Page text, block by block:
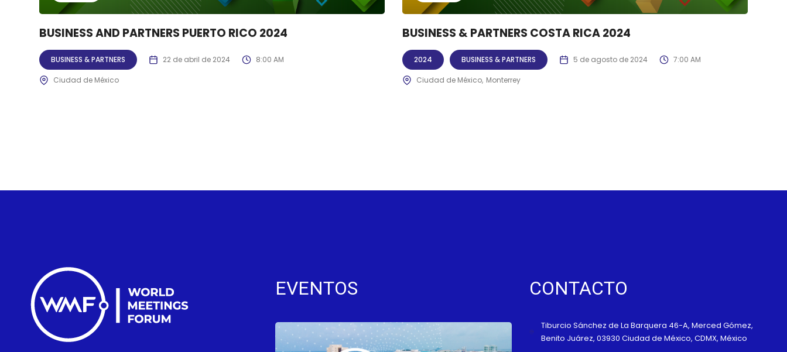
BUSINESS AND PARTNERS PUERTO RICO 2024
BUSINESS & PARTNERS 22 de abril de 2024 8:00 AM
Ciudad de México
BUSINESS & PARTNERS COSTA RICA 2024
2024 BUSINESS & PARTNERS 5 de agosto de 2024 7:00 AM
Ciudad de México Monterrey
EVENTOS CONTACTO
Tiburcio Sánchez de La Barquera 46-A, Merced Gómez,
Benito Juárez, 03930 Ciudad de México, CDMX, México